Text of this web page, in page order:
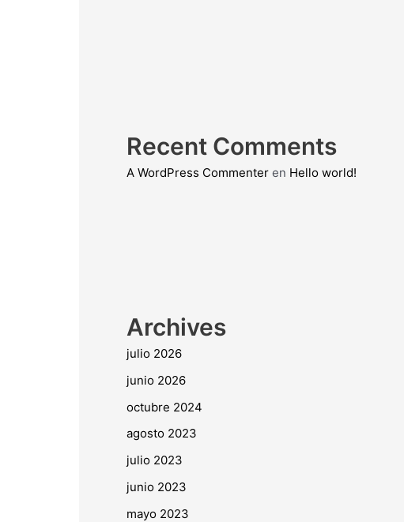
Recent Comments
A WordPress Commenteren Hello world!
Archives
julio 2026
junio 2026
octubre 2024
agosto 2023
julio 2023
junio 2023
mayo 2023